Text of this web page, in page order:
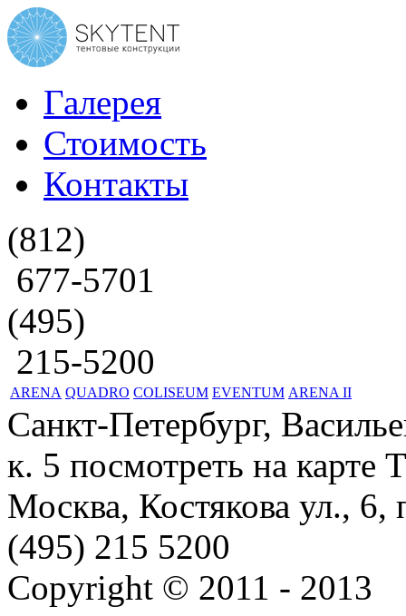
Галерея
Стоимость
Контакты
(812)
677-5701
(495)
215-5200
ARENA QUADRO COLISEUM EVENTUM ARENA II
Санкт-Петербург,
к. 5 посмотреть на карте
Москва, Костякова ул., 6,
(495) 215 5200
Copyright © 2011 - 2013